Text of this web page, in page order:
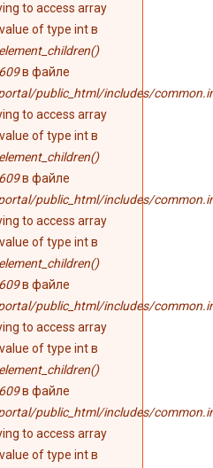
to access array
of type int в
element_children()
в файле
public_html/includes/
to access array
of type int в
element_children()
в файле
public_html/includes/
to access array
of type int в
element_children()
в файле
public_html/includes/
to access array
of type int в
element_children()
в файле
public_html/includes/
to access array
of type int в